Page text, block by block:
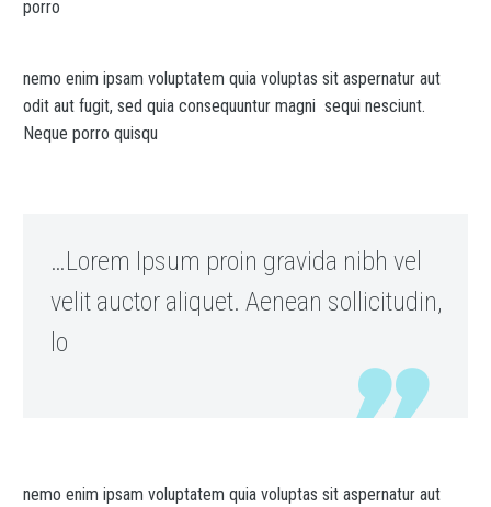
porro
nemo enim ipsam voluptatem quia voluptas sit aspernatur aut
odit aut fugit, sed quia consequuntur magni sequi nesciunt.
Neque porro quisqu
…Lorem Ipsum proin gravida nibh vel
velit auctor aliquet. Aenean sollicitudin,
lo
nemo enim ipsam voluptatem quia voluptas sit aspernatur aut